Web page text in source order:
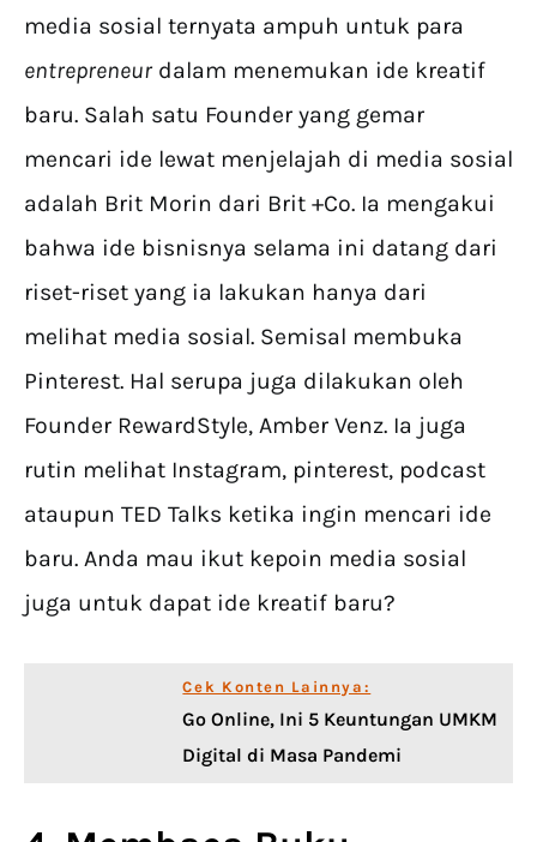
media sosial ternyata ampuh untuk para
entrepreneur dalam menemukan ide kreatif
baru. Salah satu Founder yang gemar
mencari ide lewat menjelajah di media sosial
adalah Brit Morin dari Brit +Co. Ia mengakui
bahwa ide bisnisnya selama ini datang dari
riset-riset yang ia lakukan hanya dari
melihat media sosial. Semisal membuka
Pinterest. Hal serupa juga dilakukan oleh
Founder RewardStyle, Amber Venz. Ia juga
rutin melihat Instagram, pinterest, podcast
ataupun TED Talks ketika ingin mencari ide
baru. Anda mau ikut kepoin media sosial
juga untuk dapat ide kreatif baru?
Cek Konten Lainnya:
Go Online, Ini 5 Keuntungan UMKM
Digital di Masa Pandemi